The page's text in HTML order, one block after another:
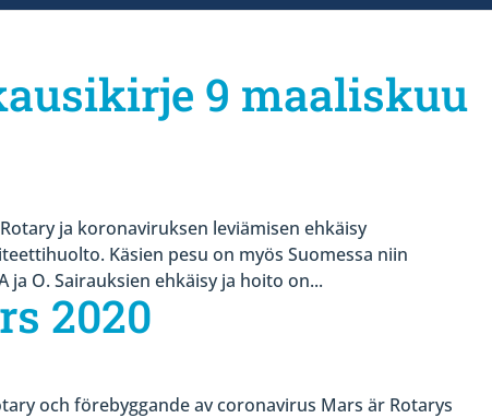
9 maaliskuu
Rotary ja koronaviruksen leviämisen ehkäisy
Käsien pesu on myös Suomessa niin
O. Sairauksien ehkäisy ja hoito on...
2020
och förebyggande av coronavirus Mars är Rotarys